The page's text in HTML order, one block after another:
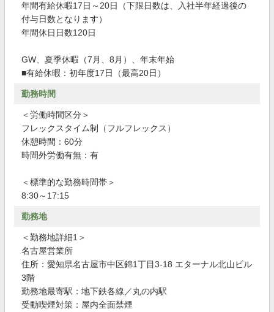
年間有給休暇17日～20日（下限日数は、入社半年経過後の
付与日数となります）
年間休日日数120日
GW、夏季休暇（7月、8月）、年末年始
■有給休暇：初年度17日（最高20日）
勤務時間
＜労働時間区分＞
フレックスタイム制（フルフレックス）
休憩時間：60分
時間外労働有無：有
＜標準的な勤務時間帯＞
8:30～17:15
勤務地
＜勤務地詳細1＞
名古屋営業所
住所：愛知県名古屋市中区錦1丁目3-18 エターナル北山ビル
3階
勤務地最寄駅：地下鉄各線／丸の内駅
受動喫煙対策：屋内全面禁煙